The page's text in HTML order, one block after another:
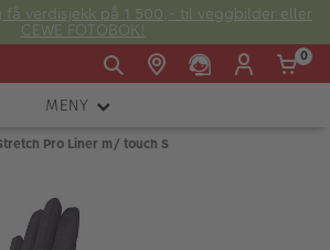
få verdisjekk på 1 500,- til veggbilder eller
CEWE FOTOBOK!
Fre:
20:00
Søndag:
0
MENY
Pro Liner m/ touch S